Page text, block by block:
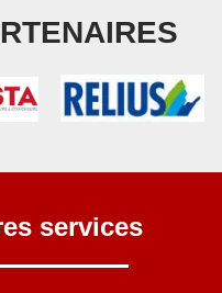
services